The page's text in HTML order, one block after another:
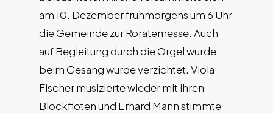
am 10. Dezember frühmorgens um 6 Uhr
die Gemeinde zur Roratemesse. Auch
auf Begleitung durch die Orgel wurde
beim Gesang wurde verzichtet. Viola
Fischer musizierte wieder mit ihren
Blockflöten und Erhard Mann stimmte